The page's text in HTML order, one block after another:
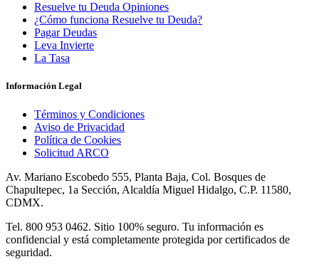
Resuelve tu Deuda Opiniones
¿Cómo funciona Resuelve tu Deuda?
Pagar Deudas
Leva Invierte
La Tasa
Información Legal
Términos y Condiciones
Aviso de Privacidad
Política de Cookies
Solicitud ARCO
Av. Mariano Escobedo 555, Planta Baja, Col. Bosques de
Chapultepec, 1a Sección, Alcaldía Miguel Hidalgo, C.P. 11580,
CDMX.
Tel. 800 953 0462. Sitio 100% seguro. Tu información es
confidencial y está completamente protegida por certificados de
seguridad.